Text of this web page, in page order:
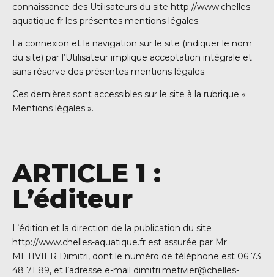
connaissance des Utilisateurs du site http://www.chelles-
aquatique.fr les présentes mentions légales.
La connexion et la navigation sur le site (indiquer le nom
du site) par l’Utilisateur implique acceptation intégrale et
sans réserve des présentes mentions légales.
Ces dernières sont accessibles sur le site à la rubrique «
Mentions légales ».
ARTICLE 1 :
L’éditeur
L’édition et la direction de la publication du site
http://www.chelles-aquatique.fr est assurée par Mr
METIVIER Dimitri, dont le numéro de téléphone est 06 73
48 71 89, et l’adresse e-mail dimitri.metivier@chelles-